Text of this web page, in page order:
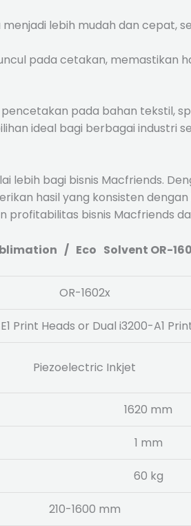
lebih mudah dan cepat,
pada cetakan, memastikan
pada bahan tekstil,
ideal bagi berbagai industri
lebih bagi bisnis Macfriends.
hasil yang konsisten
bisnis Macfriends
/ Eco Solvent OR-
OR-1602x
Print Heads or Dual i3200-A1
Piezoelectric Inkjet
1620 mm
1 mm
60 kg
210-1600 mm